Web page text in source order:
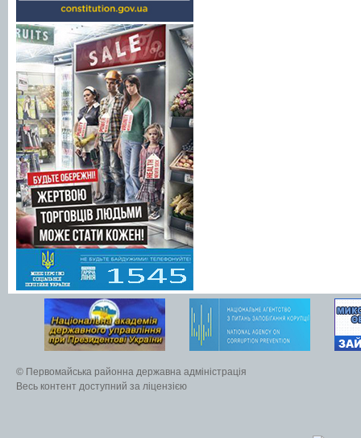
© Первомайська районна державна адміністрація
Весь контент доступний за ліцензією